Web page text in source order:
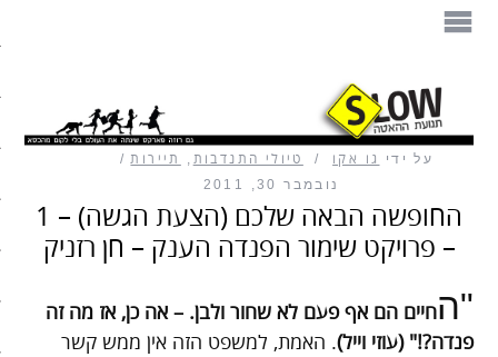
תנועת ההאטה
בית
עבודה
על ידי גו אקו טיולי התנדבות , תיירות
נובמבר 30, 2011
החופשה הבאה שלכם (הצעת הגשה) – 1
– פרויקט שימור הפנדה הענק – חן רזניק
"החיים הם אף פעם לא שחור ולבן. – אה כן, אז מה זה
פנדה?!" (עוזי וייל). האמת, למשפט הזה אין ממש קשר